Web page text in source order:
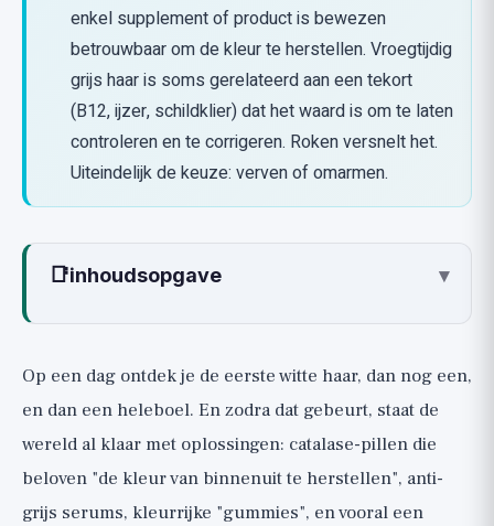
enkel supplement of product is bewezen
betrouwbaar om de kleur te herstellen. Vroegtijdig
grijs haar is soms gerelateerd aan een tekort
(B12, ijzer, schildklier) dat het waard is om te laten
controleren en te corrigeren. Roken versnelt het.
Uiteindelijk de keuze: verven of omarmen.
📑inhoudsopgave ▾
Leeftijd en genetica: wanneer is vergrijzing
gewoon normaal
een onderzoek wel de moeite waard (🟢)
Op een dag ontdek je de eerste witte haar, dan nog een,
en dan een heleboel. En zodra dat gebeurt, staat de
wereld al klaar met oplossingen: catalase-pillen die
beloven "de kleur van binnenuit te herstellen", anti-
grijs serums, kleurrijke "gummies", en vooral een